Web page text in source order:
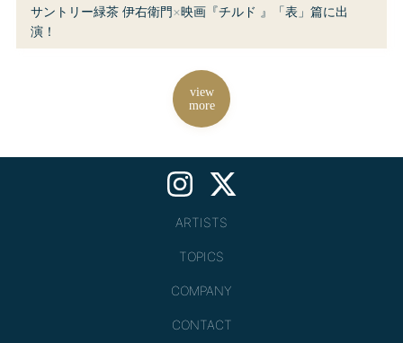
サントリー緑茶 伊右衛門×映画『チルド 』「表」篇に出
演！
view
more
ARTISTS
TOPICS
COMPANY
CONTACT